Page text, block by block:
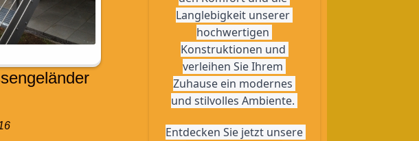
Langlebigkeit unserer
hochwertigen
Konstruktionen und
verleihen Sie Ihrem
Zuhause ein modernes
und stilvolles Ambiente.
Entdecken Sie jetzt unsere